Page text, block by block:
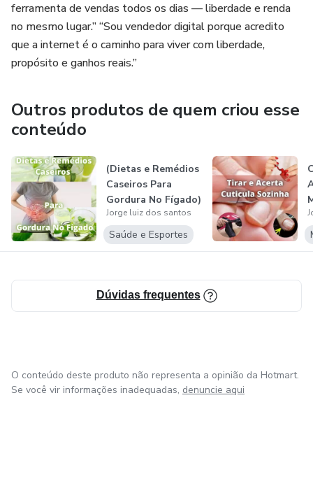
ferramenta de vendas todos os dias — liberdade e renda
no mesmo lugar.” “Sou vendedor digital porque acredito
que a internet é o caminho para viver com liberdade,
propósito e ganhos reais.”
Outros produtos de quem criou esse
conteúdo
(Dietas e Remédios
Caseiros Para
Gordura No Fígado)
Jorge luiz dos santos
Saúde e Esportes
)
Dúvidas frequentes
O conteúdo deste produto não representa a opinião da Hotmart.
Se você vir informações inadequadas, denuncie aqui